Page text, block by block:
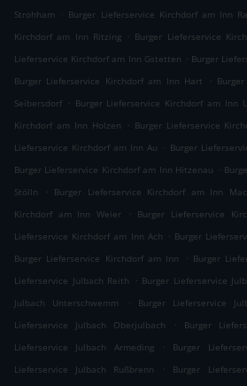
Strohham
. Burger Lieferservice Kirchdorf am Inn
Kirchdorf am Inn Ritzing . Burger Lieferservice
Lieferservice Kirchdorf am Inn Gstetten . Burger
Burger Lieferservice Kirchdorf am Inn Hart
.
Seibersdorf . Burger Lieferservice Kirchdorf am Inn
Kirchdorf am Inn Holzen
. Burger Lieferservice
Lieferservice Kirchdorf am Inn Au . Burger
Burger Lieferservice Kirchdorf am Inn Hitzenau .
Stölln
. Burger Lieferservice Kirchdorf am Inn
Kirchdorf am Inn Weier
. Burger Lieferservice
Lieferservice Kirchdorf am Inn Ach . Burger
Burger Lieferservice Kirchdorf am Inn
. Burger
Lieferservice Julbach Reith
. Burger Lieferservice
Julbach Unterschwemm
. Burger Lieferservice
Lieferservice Julbach Oberjulbach
. Burger
Lieferservice Julbach Armeding
. Burger
Lieferservice Julbach Rußbrenn
. Burger